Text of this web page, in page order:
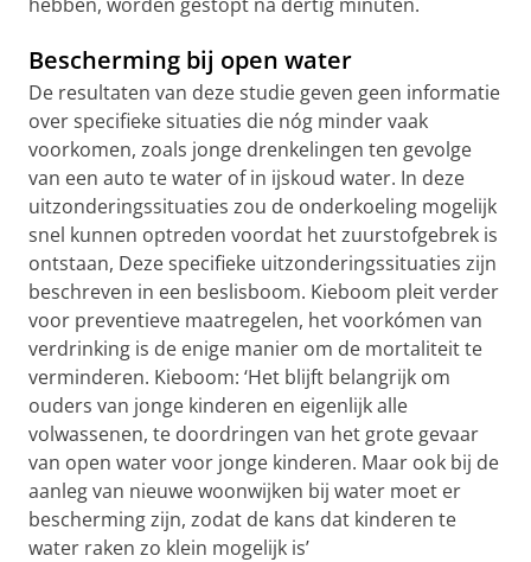
Bescherming bij open water
De resultaten van deze studie geven geen informatie
over specifieke situaties die nóg minder vaak
voorkomen, zoals jonge drenkelingen ten gevolge
van een auto te water of in ijskoud water. In deze
uitzonderingssituaties zou de onderkoeling mogelijk
snel kunnen optreden voordat het zuurstofgebrek is
ontstaan, Deze specifieke uitzonderingssituaties zijn
beschreven in een beslisboom. Kieboom pleit verder
voor preventieve maatregelen, het voorkómen van
verdrinking is de enige manier om de mortaliteit te
verminderen. Kieboom: ‘Het blijft belangrijk om
ouders van jonge kinderen en eigenlijk alle
volwassenen, te doordringen van het grote gevaar
van open water voor jonge kinderen. Maar ook bij de
aanleg van nieuwe woonwijken bij water moet er
bescherming zijn, zodat de kans dat kinderen te
water raken zo klein mogelijk is’